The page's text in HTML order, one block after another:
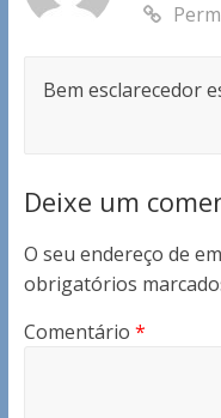
Bem esclarecedor
Deixe um
O seu endereço de
obrigatórios
Comentário *